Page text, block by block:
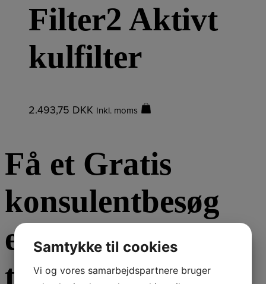
Filter2 Aktivt
kulfilter
2.493,75 DKK Inkl. moms
Få et Gratis
konsulentbesøg
eller et gratis
tilbud
Samtykke til cookies
Vi og vores samarbejdspartnere bruger